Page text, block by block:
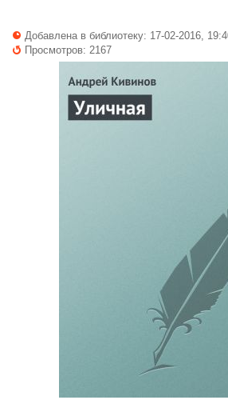
Добавлена в библиотеку: 17-02-2016,
Просмотров: 2167